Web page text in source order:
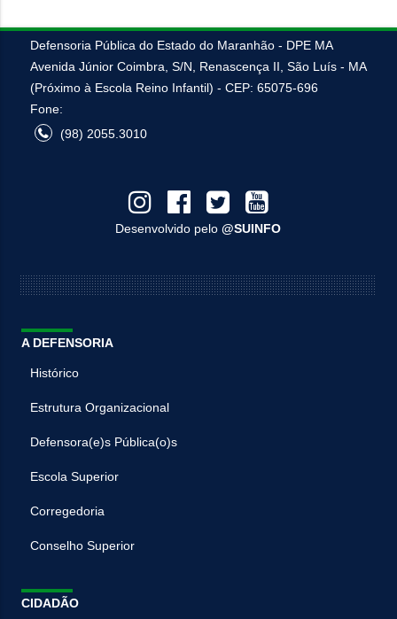
Defensoria Pública do Estado do Maranhão - DPE MA
Avenida Júnior Coimbra, S/N, Renascença II, São Luís - MA
(Próximo à Escola Reino Infantil) - CEP: 65075-696
Fone:
(98) 2055.3010
Desenvolvido pelo@SUINFO
A DEFENSORIA
Histórico
Estrutura Organizacional
Defensora(e)s Pública(o)s
Escola Superior
Corregedoria
Conselho Superior
CIDADÃO